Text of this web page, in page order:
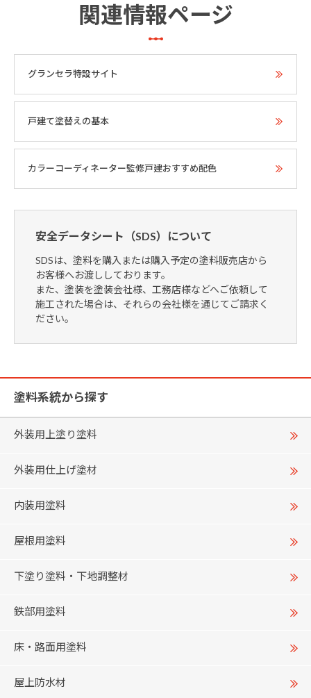
関連情報ページ
グランセラ特設サイト
戸建て塗替えの基本
カラーコーディネーター監修戸建おすすめ配色
安全データシート（SDS）について
SDSは、塗料を購入または購入予定の塗料販売店から
お客様へお渡ししております。
また、塗装を塗装会社様、工務店様などへご依頼して
施工された場合は、それらの会社様を通じてご請求く
ださい。
塗料系統から探す
外装用上塗り塗料
外装用仕上げ塗材
内装用塗料
屋根用塗料
下塗り塗料・下地調整材
鉄部用塗料
床・路面用塗料
屋上防水材